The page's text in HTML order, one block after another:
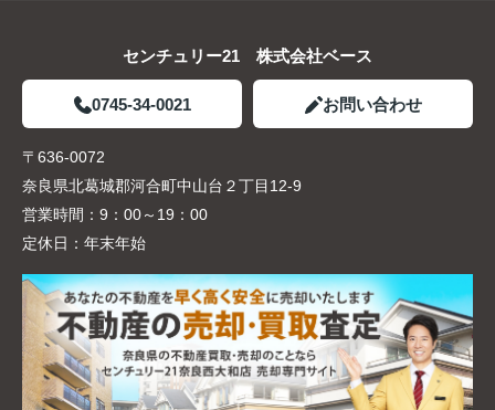
センチュリー21 株式会社ベース
0745-34-0021 お問い合わせ
〒636-0072
奈良県北葛城郡河合町中山台２丁目12-9
営業時間： 9：00～19：00
定休日： 年末年始